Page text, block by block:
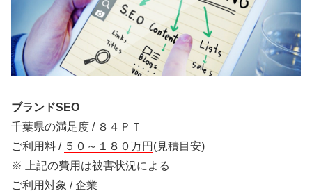
ブランドSEO
千葉県の満足度 / ８４ＰＴ
ご利用料 / ５０～１８０万円 (見積目安)
※ 上記の費用は被害状況による
ご利用対象 / 企業